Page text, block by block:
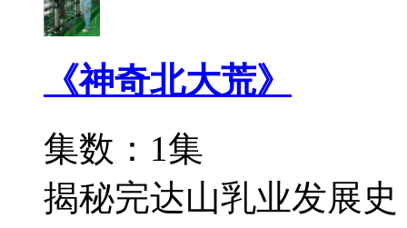
《神奇北大荒》
集数：1集
揭秘完达山乳业发展史